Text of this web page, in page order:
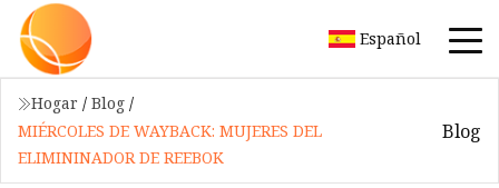
Español
Hogar / Blog /
MIÉRCOLES DE WAYBACK: MUJERES DEL
ELIMININADOR DE REEBOK
Blog